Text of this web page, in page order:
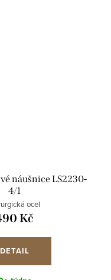
náušnice LS2230-
4/1
ocel
Kč
DETAIL